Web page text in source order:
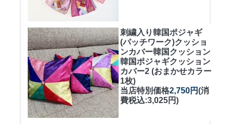
刺繍入り韓国ポジャギ
(パッチワーク)クッショ
ンカバー韓国クッション
韓国ポジャギクッション
カバー2 (おまかせカラー
1枚)
当店特別価格2,750円(消
費税込:3,025円)